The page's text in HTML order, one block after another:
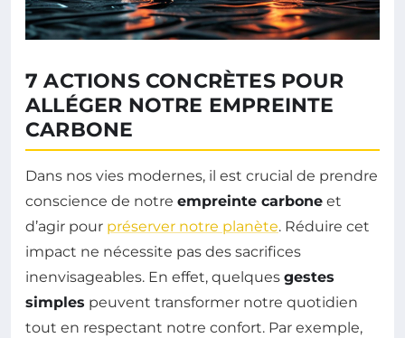
7 ACTIONS CONCRÈTES POUR
ALLÉGER NOTRE EMPREINTE
CARBONE
Dans nos vies modernes, il est crucial de prendre
conscience de notre empreinte carbone et
d’agir pour préserver notre planète. Réduire cet
impact ne nécessite pas des sacrifices
inenvisageables. En effet, quelques gestes
simples peuvent transformer notre quotidien
tout en respectant notre confort. Par exemple,